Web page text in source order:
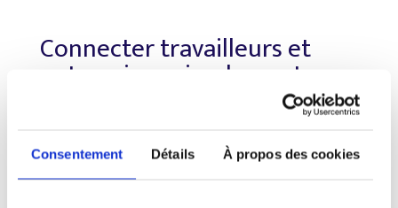
Consentement Détails À propos des cookies
Connecter travailleurs et
entreprises, simplement.
Téléphone